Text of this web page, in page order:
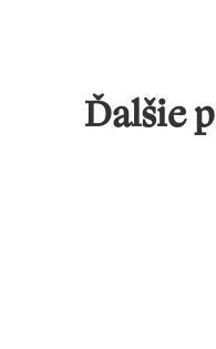
Ďalšie